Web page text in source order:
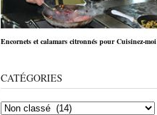
Encornets et calamars citronnés pour Cuisinez-moi
CATÉGORIES